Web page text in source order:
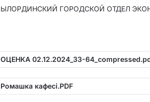
ГОРОДСКОЙ ОТДЕЛ
ОЦЕНКА 02.12.2024_33-
Ромашка кафесі.PDF